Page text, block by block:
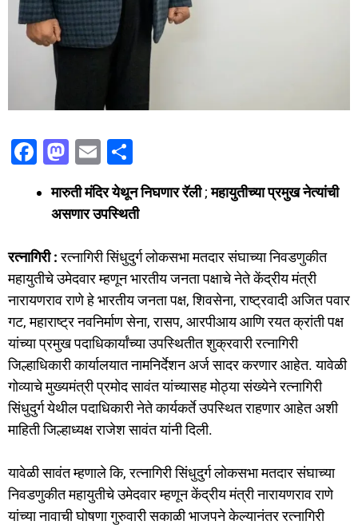
F
c
b
o
o
k
M
a
st
o
d
o
n
E
m
ai
l
h
ar
e
मारुती मंदिर येथून निघणार रॅली;महायुतीच्या प्रमुख नेत्यांची
असणार उपस्थिती
रत्नागिरी :रत्नागिरी सिंधुदुर्ग लोकसभा मतदार संघाच्या निवडणुकीत
महायुतीचे उमेदवार म्हणून भारतीय जनता पक्षाचे नेते केंद्रीय मंत्री
नारायणराव राणे हे भारतीय जनता पक्ष, शिवसेना, राष्ट्रवादी अजित पवार
गट, महाराष्ट्र नवनिर्माण सेना, रासप, आरपीआय आणि रयत क्रांती पक्ष
यांच्या प्रमुख पदाधिकार्यांच्या उपस्थितीत शुक्रवारी रत्नागिरी
जिल्हाधिकारी कार्यालयात नामनिर्देशन अर्ज सादर करणार आहेत. यावेळी
गोव्याचे मुख्यमंत्री प्रमोद सावंत यांच्यासह मोठ्या संख्येने रत्नागिरी
सिंधुदुर्ग येथील पदाधिकारी नेते कार्यकर्ते उपस्थित राहणार आहेत अशी
माहिती जिल्हाध्यक्ष राजेश सावंत यांनी दिली.
यावेळी सावंत म्हणाले कि, रत्नागिरी सिंधुदुर्ग लोकसभा मतदार संघाच्या
निवडणुकीत महायुतीचे उमेदवार म्हणून केंद्रीय मंत्री नारायणराव राणे
यांच्या नावाची घोषणा गुरुवारी सकाळी भाजपने केल्यानंतर रत्नागिरी